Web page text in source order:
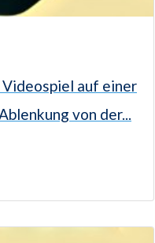
auf einer
von der...